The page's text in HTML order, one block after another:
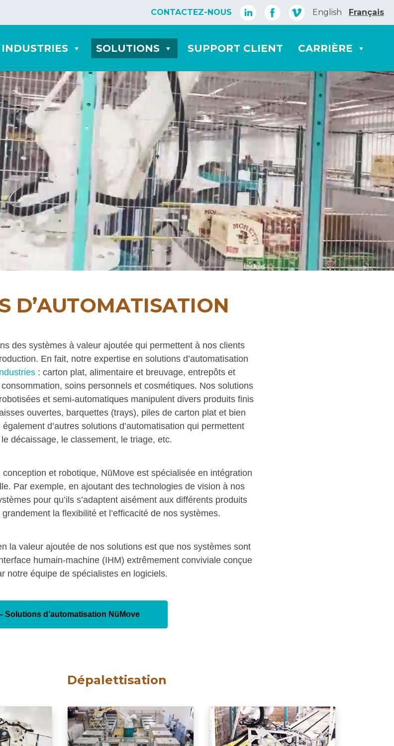
CONTACTEZ-NOUS English Français
INDUSTRIES SOLUTIONS SUPPORT CLIENT CARRIÈRE
D’AUTOMATISATION
des systèmes à valeur ajoutée qui permettent à nos clients
En fait, notre expertise en solutions d’automatisation
: carton plat, alimentaire et breuvage, entrepôts et
soins personnels et cosmétiques. Nos solutions
et semi-automatiques manipulent divers produits finis
ouvertes, barquettes (trays), piles de carton plat et bien
d’autres solutions d’automatisation qui permettent
le décaissage, le classement, le triage, etc.
et robotique, NūMove est spécialisée en intégration
Par exemple, en ajoutant des technologies de vision à nos
pour qu’ils s’adaptent aisément aux différents produits
la flexibilité et l’efficacité de nos systèmes.
la valeur ajoutée de nos solutions est que nos systèmes sont
humain-machine (IHM) extrêmement conviviale conçue
notre équipe de spécialistes en logiciels.
Solutions d’automatisation NūMove
Dépalettisation